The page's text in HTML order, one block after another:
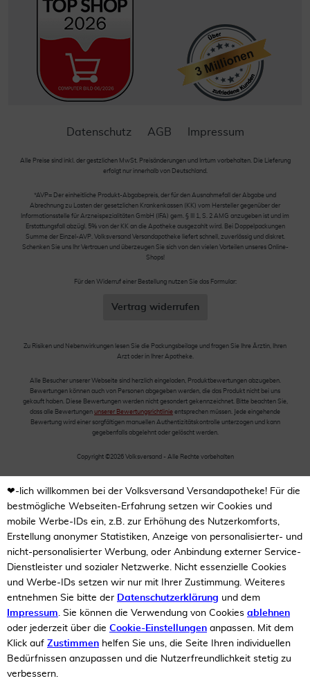
Datenschutz AGB Impressum
Alle Preise sind inkl. der gestzlichen MwSt. Preisänderungen und Irrtum vorbehalten. Die Lieferung
erfolgt nur innerhalb von Deutschland.
*AVP= Der einheitliche Produkt-Abgabepreis, der für den Ausnahmefall der Abgabe und
Abrechnung zu Lasten der gesetzlichen Krankenkassen (KK) vom Hersteller gegenüber der
Informationsstelle für Arzneispezialitäten GmbH (IFA) gem. § III 1, S. 2 AMG anzugeben ist und im
Erstattungsfall abzügl. 5% von der KK an die Apotheke ausgezahlt wird. Bei Doppelpackungen
Summe der Einzel-AVP. Volksversand Versandapotheke liefert schnell, zuverlässig und diskret.
Schenken Sie uns Ihr Vertrauen und überzeugen Sie sich von den vielen Vorteilen unseres Online-
Shops!
Für den Widerruf einer Bestellung nutzen Sie das Formular:
Vertrag widerrufen
Zu Risiken und Nebenwirkungen lesen Sie die Packungsbeilage und fragen Sie Ihre Ärztin, Ihren
Arzt oder in Ihrer Apotheke.
Alle Besucher unserer Webseite sind herzlich eingeladen, Produktbewertungen abzugeben.
Bewertungen können auch von Personen abgegeben werden, die das Produkt nicht bei uns
gekauft haben. Diese Bewertungen werden nicht gesondert gekennzeichnet. Bitte beachten Sie,
dass alle Bewertungen unserer Bewertungsrichtlinie entsprechen müssen. Jede eingehende
Bewertung wird einer sorgfältigen manuellen Authentizitätskontrolle unterzogen und kann
gegebenfalls abgelehnt oder gelöscht werden.
Copyright ©2026 Volksversand - Alle Rechte vorbehalten
❤-lich willkommen bei der Volksversand Versandapotheke! Für die
bestmögliche Webseiten-Erfahrung setzen wir Cookies und
mobile Werbe-IDs ein, z.B. zur Erhöhung des Nutzerkomforts,
Erstellung anonymer Statistiken, Anzeige von personalisierter- und
nicht-personalisierter Werbung, oder Anbindung externer Service-
Dienstleister und sozialer Netzwerke. Nicht essenzielle Cookies
und Werbe-IDs setzen wir nur mit Ihrer Zustimmung. Weiteres
entnehmen Sie bitte der Datenschutzerklärung und dem
Impressum. Sie können die Verwendung von Cookies ablehnen
oder jederzeit über die Cookie-Einstellungen anpassen. Mit dem
Klick auf Zustimmen helfen Sie uns, die Seite Ihren individuellen
Bedürfnissen anzupassen und die Nutzerfreundlichkeit stetig zu
verbessern.